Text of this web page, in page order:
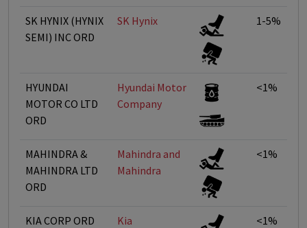
SK HYNIX (HYNIX
SEMI) INC ORD
SK Hynix 1-5%
HYUNDAI
MOTOR CO LTD
ORD
Hyundai Motor
Company
<1%
MAHINDRA &
MAHINDRA LTD
ORD
Mahindra and
Mahindra
<1%
KIA CORP ORD
Kia
<1%